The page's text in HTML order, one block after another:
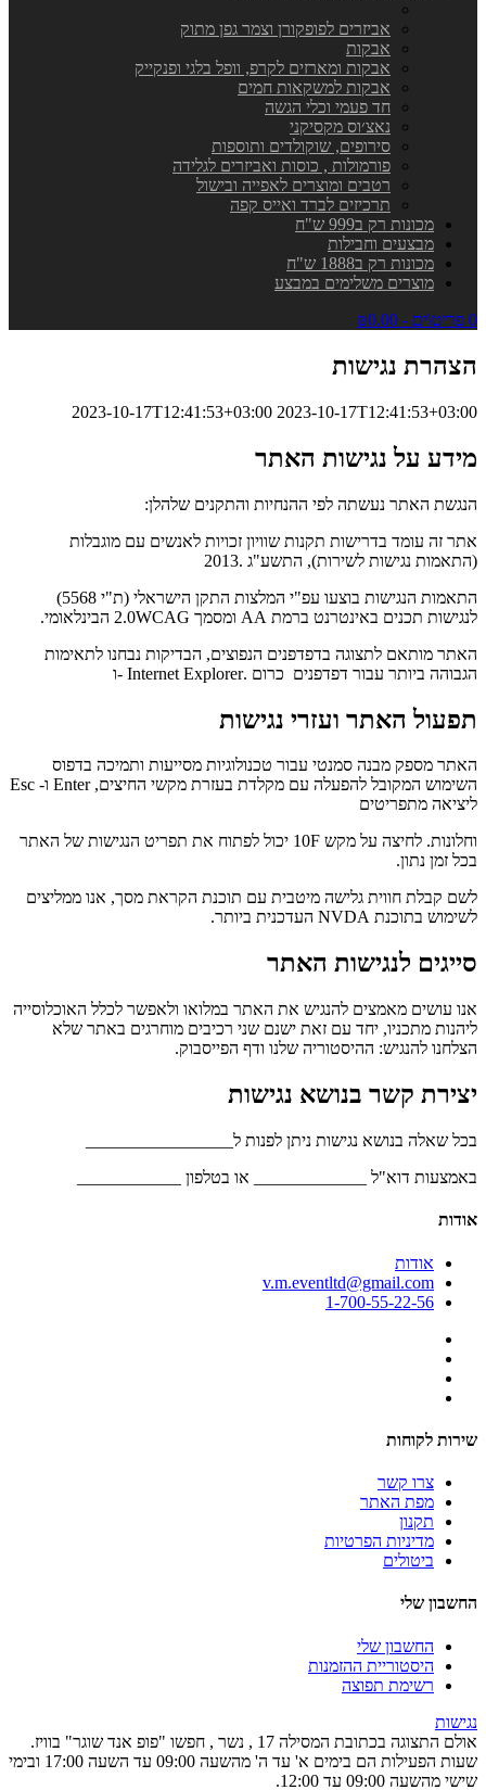
אביזרים לפופקורן וצמר גפן מתוק
אבקות
אבקות ומארזים לקרפ, וופל בלגי ופנקייק
אבקות למשקאות חמים
חד פעמי וכלי הגשה
נאצ׳וס מקסיקני
סירופים, שוקולדים ותוספות
פורמולות , כוסות ואביזרים לגלידה
רטבים ומוצרים לאפייה ובישול
תרכיזים לברד ואייס קפה
מכונות רק ב999 ש"ח
מבצעים וחבילות
מכונות רק ב1888 ש"ח
מוצרים משלימים במבצע
0 פריט\ים - ₪0.00
הצהרת נגישות
2023-10-17T12:41:53+03:00 2023-10-17T12:41:53+03:00
מידע על נגישות האתר
הנגשת האתר נעשתה לפי ההנחיות והתקנים שלהלן:
אתר זה עומד בדרישות תקנות שוויון זכויות לאנשים עם מוגבלות
(התאמות נגישות לשירות), התשע"ג .2013
התאמות הנגישות בוצעו עפ"י המלצות התקן הישראלי (ת"י 5568)
לנגישות תכנים באינטרנט ברמת AA ומסמך 2.0WCAG הבינלאומי.
האתר מותאם לתצוגה בדפדפנים הנפוצים, הבדיקות נבחנו לתאימות
הגבוהה ביותר עבור דפדפנים כרום .Internet Explorer -ו
תפעול האתר ועזרי נגישות
האתר מספק מבנה סמנטי עבור טכנולוגיות מסייעות ותמיכה בדפוס
השימוש המקובל להפעלה עם מקלדת בעזרת מקשי החיצים, Enter ו- Esc
ליציאה מתפריטים
וחלונות. לחיצה על מקש 10F יכול לפתוח את תפריט הנגישות של האתר
בכל זמן נתון.
לשם קבלת חווית גלישה מיטבית עם תוכנת הקראת מסך, אנו ממליצים
לשימוש בתוכנת NVDA העדכנית ביותר.
סייגים לנגישות האתר
אנו עושים מאמצים להנגיש את האתר במלואו ולאפשר לכלל האוכלוסייה
ליהנות מתכניו, יחד עם זאת ישנם שני רכיבים מוחרגים באתר שלא
הצלחנו להנגיש: ההיסטוריה שלנו ודף הפייסבוק.
יצירת קשר בנושא נגישות
בכל שאלה בנושא נגישות ניתן לפנות ל_________________
באמצעות דוא"ל _____________ או בטלפון ____________
אודות
אודות
v.m.eventltd@gmail.com
1-700-55-22-56
שירות לקוחות
צרו קשר
מפת האתר
תקנון
מדיניות הפרטיות
ביטולים
החשבון שלי
החשבון שלי
היסטוריית ההזמנות
רשימת תפוצה
נגישות
אולם התצוגה בכתובת המסילה 17 , נשר , חפשו "פופ אנד שוגר" בוויז.
שעות הפעילות הם בימים א' עד ה' מהשעה 09:00 עד השעה 17:00 ובימי
שישי מהשעה 09:00 עד 12:00.